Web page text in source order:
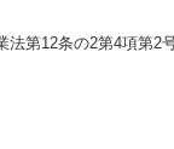
第12条の2第4項第2